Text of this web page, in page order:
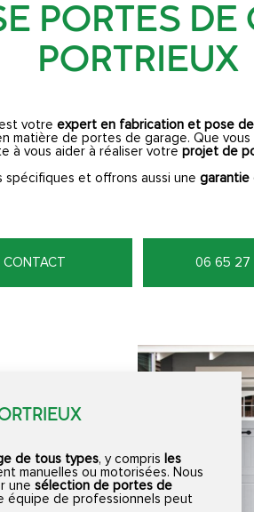
PORTES
PORTRIEUX
est votre expert en fabrication et pose
matière de portes de garage. Que
à vous aider à réaliser votre projet de
spécifiques et offrons aussi une garantie
CONTACT 06 65 27
de tous types, y compris les
manuelles ou motorisées. Nous
une sélection de portes de
équipe de professionnels peut